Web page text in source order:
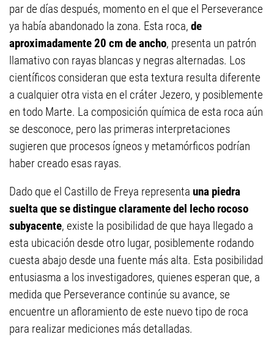
par de días después, momento en el que el Perseverance
ya había abandonado la zona. Esta roca, de
aproximadamente 20 cm de ancho, presenta un patrón
llamativo con rayas blancas y negras alternadas. Los
científicos consideran que esta textura resulta diferente
a cualquier otra vista en el cráter Jezero, y posiblemente
en todo Marte. La composición química de esta roca aún
se desconoce, pero las primeras interpretaciones
sugieren que procesos ígneos y metamórficos podrían
haber creado esas rayas.
Dado que el Castillo de Freya representa una piedra
suelta que se distingue claramente del lecho rocoso
subyacente, existe la posibilidad de que haya llegado a
esta ubicación desde otro lugar, posiblemente rodando
cuesta abajo desde una fuente más alta. Esta posibilidad
entusiasma a los investigadores, quienes esperan que, a
medida que Perseverance continúe su avance, se
encuentre un afloramiento de este nuevo tipo de roca
para realizar mediciones más detalladas.